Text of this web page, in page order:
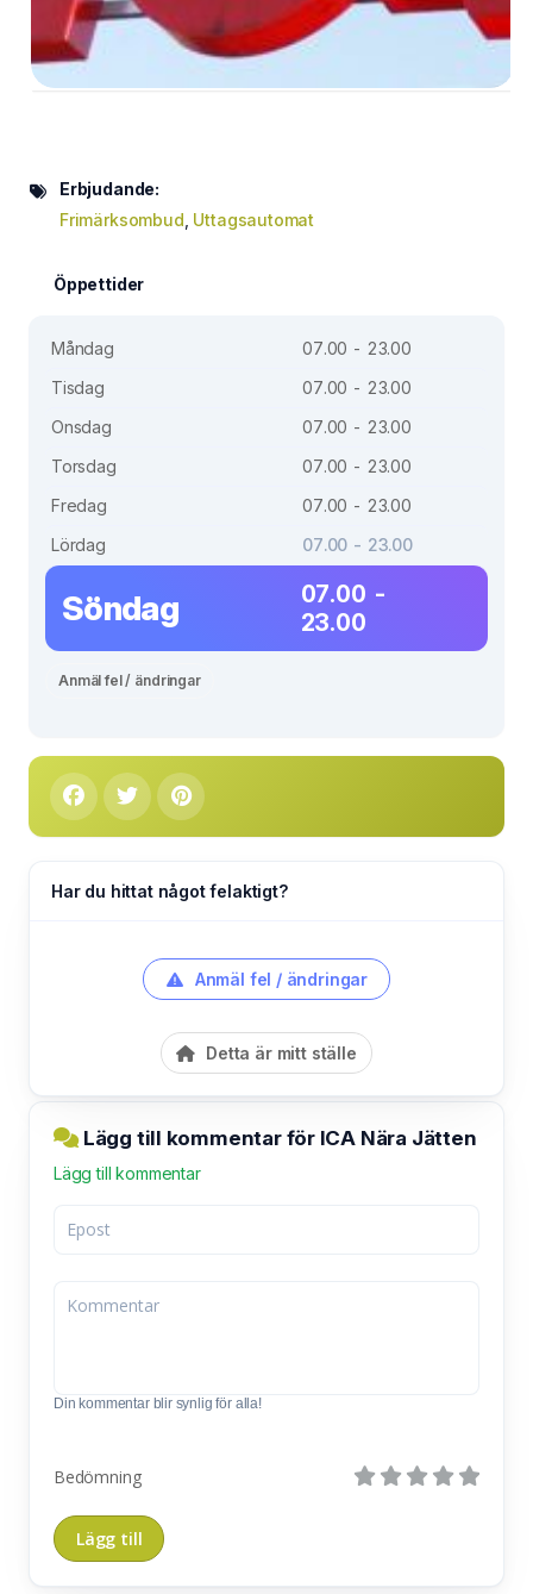
Erbjudande:
Frimärksombud Uttagsautomat
Öppettider
Måndag
07.00 - 23.00
Tisdag
07.00 - 23.00
Onsdag
07.00 - 23.00
Torsdag
07.00 - 23.00
Fredag
07.00 - 23.00
Lördag
07.00 - 23.00
Söndag
07.00 -
23.00
Anmäl fel / ändringar
Har du hittat något felaktigt?
Anmäl fel / ändringar
Detta är mitt ställe
Lägg till kommentar för ICA Nära Jätten
Lägg till kommentar
Din kommentar blir synlig för alla!
Bedömning